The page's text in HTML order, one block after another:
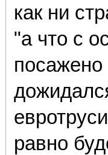
как ни
"а что с
равно